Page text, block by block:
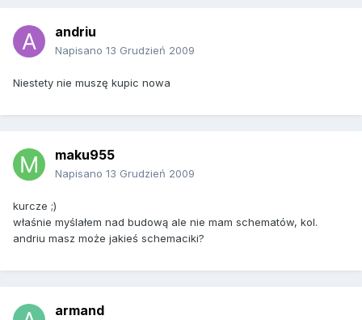
andriu
Napisano 13 Grudzień 2009
Niestety nie muszę kupic nowa
maku955
Napisano 13 Grudzień 2009
kurcze ;)
właśnie myślałem nad budową ale nie mam schematów, kol.
andriu masz może jakieś schemaciki?
armand